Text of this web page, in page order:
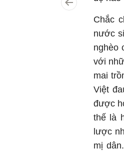
Chắc
nước
nghèo
với
mai
Việt
được
thế là
lược
mị